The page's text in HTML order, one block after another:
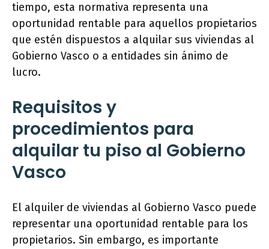
tiempo, esta normativa representa una
oportunidad rentable para aquellos propietarios
que estén dispuestos a alquilar sus viviendas al
Gobierno Vasco o a entidades sin ánimo de
lucro.
Requisitos y
procedimientos para
alquilar tu piso al Gobierno
Vasco
El alquiler de viviendas al Gobierno Vasco puede
representar una oportunidad rentable para los
propietarios. Sin embargo, es importante